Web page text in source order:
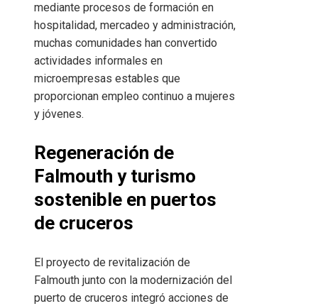
mediante procesos de formación en
hospitalidad, mercadeo y administración,
muchas comunidades han convertido
actividades informales en
microempresas estables que
proporcionan empleo continuo a mujeres
y jóvenes.
Regeneración de
Falmouth y turismo
sostenible en puertos
de cruceros
El proyecto de revitalización de
Falmouth junto con la modernización del
puerto de cruceros integró acciones de